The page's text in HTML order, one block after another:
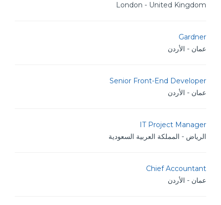
London - United Kingdom
Gardner
عمان - الأردن
Senior Front-End Developer
عمان - الأردن
IT Project Manager
الرياض - المملكة العربية السعودية
Chief Accountant
عمان - الأردن